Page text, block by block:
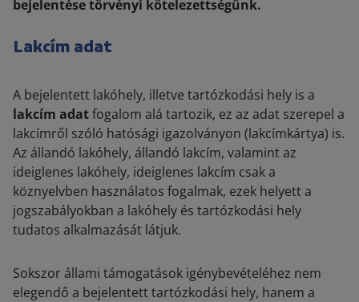
bejelentése törvényi kötelezettségünk.
Lakcím adat
A bejelentett lakóhely, illetve tartózkodási hely is a
lakcím adatfogalom alá tartozik, ez az adat szerepel a
lakcímről szóló hatósági igazolványon (lakcímkártya) is.
Az állandó lakóhely, állandó lakcím, valamint az
ideiglenes lakóhely, ideiglenes lakcím csak a
köznyelvben használatos fogalmak, ezek helyett a
jogszabályokban a lakóhely és tartózkodási hely
tudatos alkalmazását látjuk.
Sokszor állami támogatások igénybevételéhez nem
elegendő a bejelentett tartózkodási hely, hanem a